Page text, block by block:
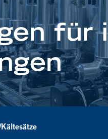
für